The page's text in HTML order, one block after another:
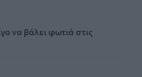
να βάλει φωτιά στις